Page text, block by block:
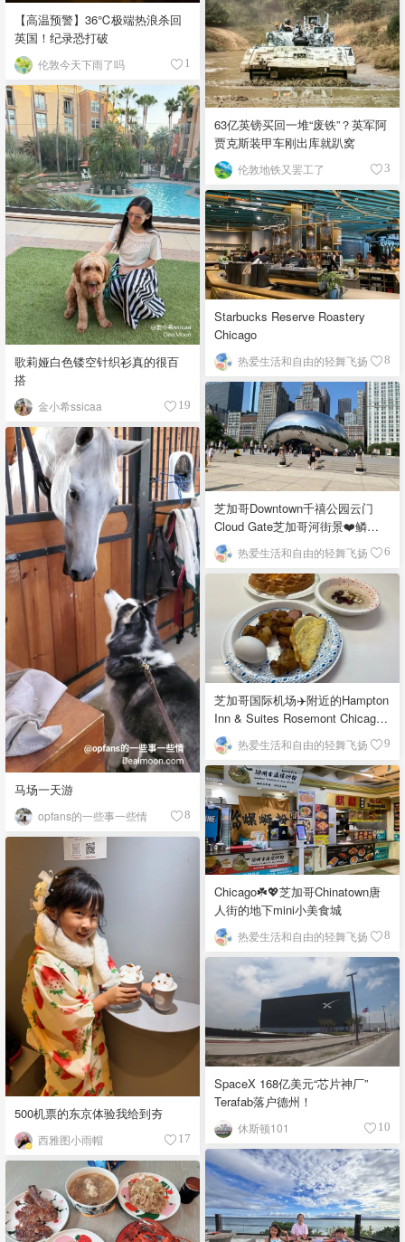
【高温预警】36℃极端热浪杀回
英国！纪录恐打破
伦敦今天下雨了吗 1
63亿英镑买回一堆“废铁”？英军阿
贾克斯装甲车刚出库就趴窝
伦敦地铁又罢工了 3
歌莉娅白色镂空针织衫真的很百
搭
金小希ssicaa 19
Starbucks Reserve Roastery
Chicago
热爱生活和自由的轻舞飞扬 8
芝加哥Downtown千禧公园云门
Cloud Gate芝加哥河街景❤️鳞次
栉比的高楼
热爱生活和自由的轻舞飞扬 6
马场一天游
opfans的一些事一些情 8
芝加哥国际机场✈️附近的Hampton
Inn & Suites Rosemont Chicago
O'Hare自助早餐
热爱生活和自由的轻舞飞扬 9
Chicago☘️💖芝加哥Chinatown唐
人街的地下mini小美食城
热爱生活和自由的轻舞飞扬 8
500机票的东京体验我给到夯
西雅图小雨帽 17
SpaceX 168亿美元“芯片神厂”
Terafab落户德州！
休斯顿101 10